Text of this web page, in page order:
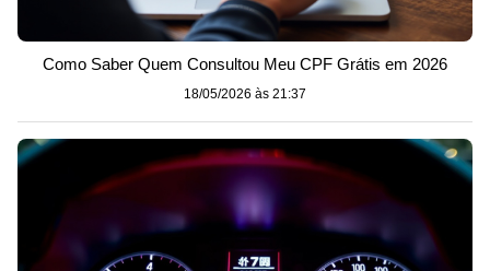
Como Saber Quem Consultou Meu CPF Grátis em 2026
18/05/2026 às 21:37